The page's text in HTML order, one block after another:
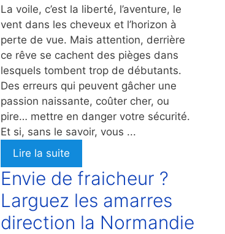
La voile, c’est la liberté, l’aventure, le
vent dans les cheveux et l’horizon à
perte de vue. Mais attention, derrière
ce rêve se cachent des pièges dans
lesquels tombent trop de débutants.
Des erreurs qui peuvent gâcher une
passion naissante, coûter cher, ou
pire… mettre en danger votre sécurité.
Et si, sans le savoir, vous ...
Lire la suite
Envie de fraicheur ?
Larguez les amarres
direction la Normandie